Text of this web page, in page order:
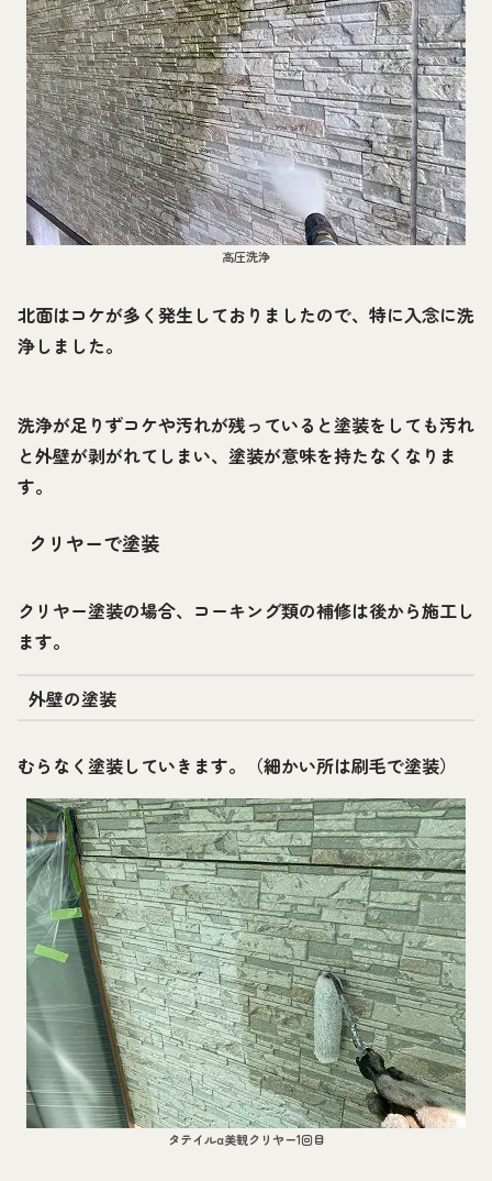
高圧洗浄
北面はコケが多く発生しておりましたので、特に入念に洗
浄しました。
洗浄が足りずコケや汚れが残っていると塗装をしても汚れ
と外壁が剥がれてしまい、塗装が意味を持たなくなりま
す。
クリヤーで塗装
クリヤー塗装の場合、コーキング類の補修は後から施工し
ます。
外壁の塗装
むらなく塗装していきます。（細かい所は刷毛で塗装）
タテイルα美観クリヤー1回目